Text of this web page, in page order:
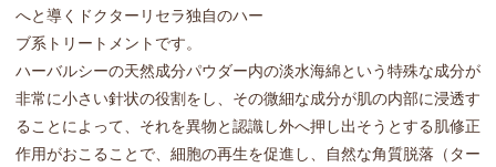
へと導くドクターリセラ独自のハー
ブ系トリートメントです。
ハーバルシーの天然成分パウダー内の淡水海綿という特殊な成分が
非常に小さい針状の役割をし、その微細な成分が肌の内部に浸透す
ることによって、それを異物と認識し外へ押し出そうとする肌修正
作用がおこることで、細胞の再生を促進し、自然な角質脱落（ター